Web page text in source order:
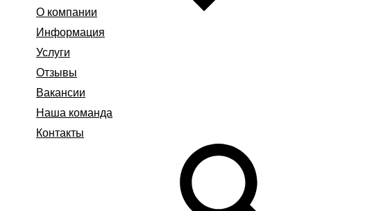
О компании
Информация
Услуги
Отзывы
Вакансии
Наша команда
Контакты